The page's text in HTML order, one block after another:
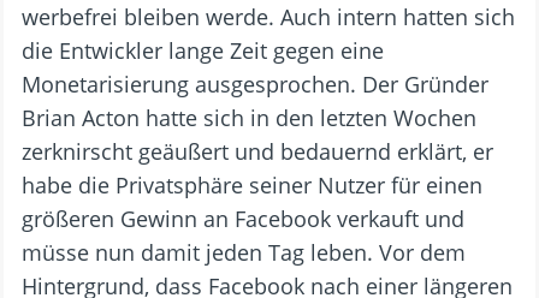
werbefrei bleiben werde. Auch intern hatten sich
die Entwickler lange Zeit gegen eine
Monetarisierung ausgesprochen. Der Gründer
Brian Acton hatte sich in den letzten Wochen
zerknirscht geäußert und bedauernd erklärt, er
habe die Privatsphäre seiner Nutzer für einen
größeren Gewinn an Facebook verkauft und
müsse nun damit jeden Tag leben. Vor dem
Hintergrund, dass Facebook nach einer längeren